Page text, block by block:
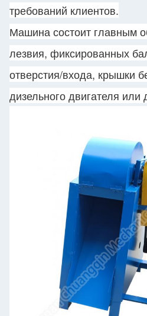
требований клиентов.
Машина состоит главным
лезвия, фиксированных
отверстия/входа, крышки
дизельного двигателя или